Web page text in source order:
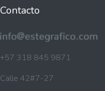
Contacto
+57 318 845 9871
Calle 42#7-27